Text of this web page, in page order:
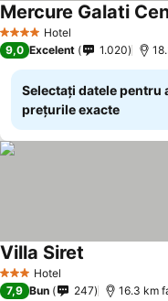
4 Stele Hotel
Mercure Galati
9,0 Excelent 1.020
Selectați datele pentru
prețurile exacte
3 SteleHotel
Villa Siret
7,9 Bun 247 16.3 km